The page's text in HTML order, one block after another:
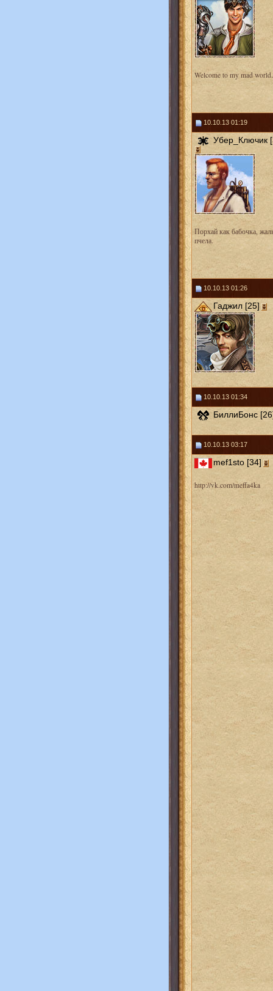
Welcome to my mad
10.10.13 01:19
Убер_Ключик
Порхай как бабочка,
пчела.
10.10.13 01:26
Гаджил [25]
10.10.13 01:34
БиллиБонс
10.10.13 03:17
mef1sto [34]
http://vk.com/meffa4ka